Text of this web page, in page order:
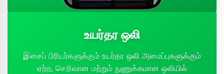
உயர்தர ஒலி
இசைப் பிரியர்களுக்கும் உயர்தர ஒலி அமைப்புகளுக்கும்
ஏற்ற, செறிவான மற்றும் நுணுக்கமான ஒலியில்